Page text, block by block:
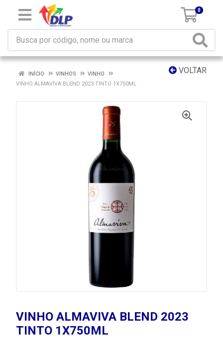
0
VOLTAR
INÍCIO VINHOS
VINHO
VINHO ALMAVIVA BLEND 2023 TINTO 1X750ML
VINHO ALMAVIVA BLEND 2023
TINTO 1X750ML